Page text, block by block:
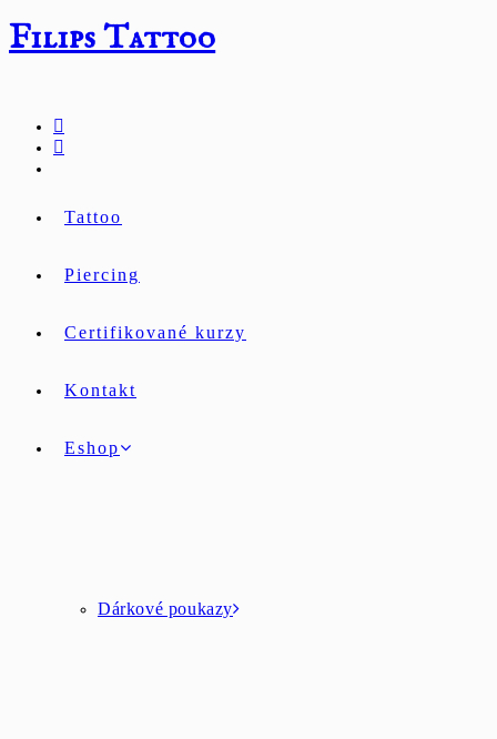
k
obsahu
Filips Tattoo
Tattoo
Piercing
Certifikované kurzy
Kontakt
Eshop
Dárkové poukazy